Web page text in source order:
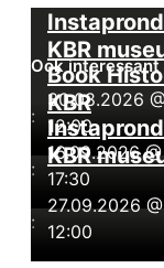
Ook interessant
:
KBR
30.08.2026
12:00
:
Book
KBR
16.09.2026
17:30
:
KBR
27.09.2026
12:00